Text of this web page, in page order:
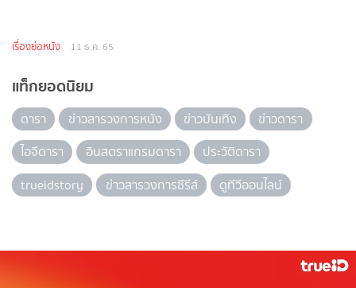
เรื่องย่อหนัง 11 ธ.ค. 65
แท็กยอดนิยม
ดารา ข่าวสารวงการหนัง ข่าวบันเทิง
ข่าวดารา
ไอจีดารา
อินสตราแกรมดารา
ประวัติดารา
trueidstory
ข่าวสารวงการซีรีส์ ดูทีวีออนไลน์